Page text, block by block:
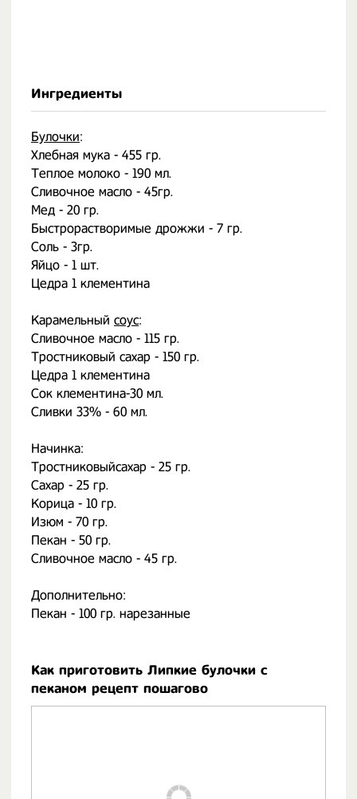
Ингредиенты
Булочки:
Хлебная мука - 455 гр.
Теплое молоко - 190 мл.
Сливочное масло - 45гр.
Мед - 20 гр.
Быстрорастворимые дрожжи - 7 гр.
Соль - 3гр.
Яйцо - 1 шт.
Цедра 1 клементина
Карамельный соус:
Сливочное масло - 115 гр.
Тростниковый сахар - 150 гр.
Цедра 1 клементина
Сок клементина-30 мл.
Сливки 33% - 60 мл.
Начинка:
Тростниковыйсахар - 25 гр.
Сахар - 25 гр.
Корица - 10 гр.
Изюм - 70 гр.
Пекан - 50 гр.
Сливочное масло - 45 гр.
Дополнительно:
Пекан - 100 гр. нарезанные
Как приготовить Липкие булочки с
пеканом рецепт пошагово